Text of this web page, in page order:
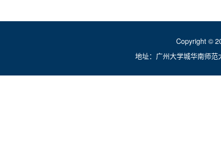
Copyright ©
地址：广州大学城华南